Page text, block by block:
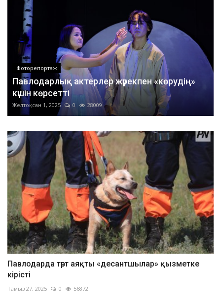
Фоторепортаж
Павлодарлық актерлер жүрекпен «көрудің»
күшін көрсетті
Желтоқсан 1, 2025 0 28009
Павлодарда төрт аяқты «десантшылар» қызметке
кірісті
Тамыз 27, 2025 0 56872